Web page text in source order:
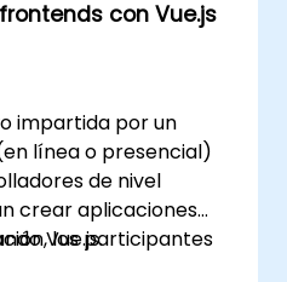
con Vue.js
impartida por un
línea o presencial)
de nivel
crear aplicaciones
Vue.js.
los participantes